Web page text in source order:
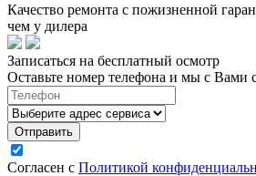
Качество ремонта с пожизненной
чем у дилера
Записаться на бесплатный осмотр
Оставьте номер телефона и мы с Вами
Согласен с Политикой